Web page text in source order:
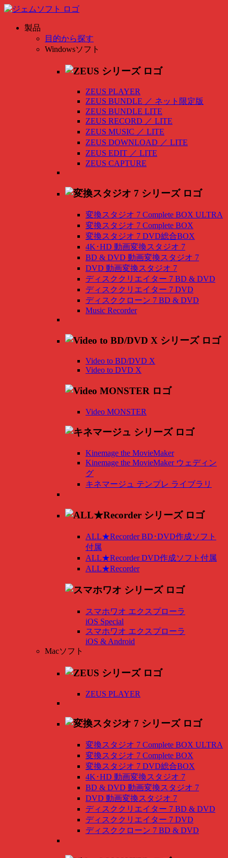
製品
目的から探す
Windowsソフト
ZEUS PLAYER
ZEUS BUNDLE ／ ネット限定版
ZEUS BUNDLE LITE
ZEUS RECORD ／ LITE
ZEUS MUSIC ／ LITE
ZEUS DOWNLOAD ／ LITE
ZEUS EDIT ／ LITE
ZEUS CAPTURE
変換スタジオ 7 Complete BOX ULTRA
変換スタジオ 7 Complete BOX
変換スタジオ 7 DVD総合BOX
4K･HD 動画変換スタジオ 7
BD & DVD 動画変換スタジオ 7
DVD 動画変換スタジオ 7
ディスククリエイター 7 BD & DVD
ディスククリエイター 7 DVD
ディスククローン 7 BD & DVD
Music Recorder
Video to BD/DVD X
Video to DVD X
Video MONSTER
Kinemage the MovieMaker
Kinemage the MovieMaker ウェディン
グ
キネマージュ テンプレ ライブラリ
ALL★Recorder BD･DVD作成ソフト
付属
ALL★Recorder DVD作成ソフト付属
ALL★Recorder
スマホワオ エクスプローラ
iOS Special
スマホワオ エクスプローラ
iOS & Android
Macソフト
ZEUS PLAYER
変換スタジオ 7 Complete BOX ULTRA
変換スタジオ 7 Complete BOX
変換スタジオ 7 DVD総合BOX
4K･HD 動画変換スタジオ 7
BD & DVD 動画変換スタジオ 7
DVD 動画変換スタジオ 7
ディスククリエイター 7 BD & DVD
ディスククリエイター 7 DVD
ディスククローン 7 BD & DVD